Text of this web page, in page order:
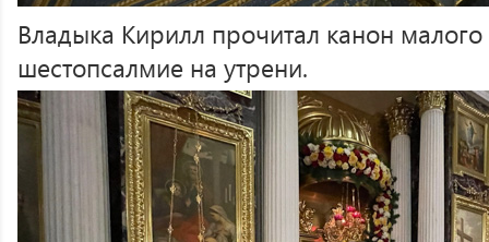
Владыка Кирилл прочитал канон
шестопсалмие на утрени.